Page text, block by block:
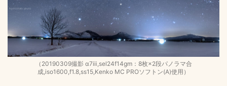
（20190309撮影 α7ⅲ,sel24f14gm：8枚×2段パノラマ合
成,iso1600,f1.8,ss15,Kenko MC PROソフトン(A)使用）